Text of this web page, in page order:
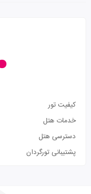
کیفیت تور
خدمات هتل
دسترسی هتل
پشتیبانی تورگردان